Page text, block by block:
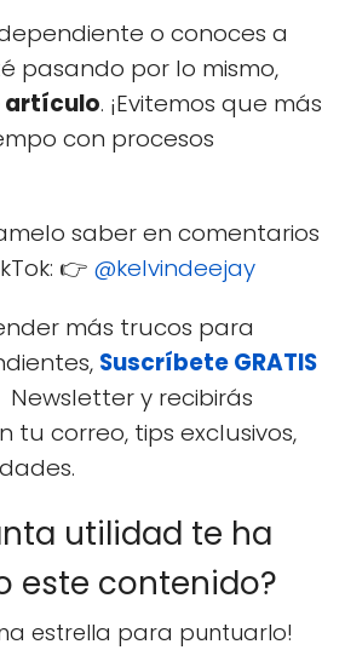
o conoces a
pasando por lo mismo,
artículo. ¡Evitemos que más
con procesos
saber en comentarios
👉 @kelvindeejay
más trucos para
Suscríbete GRATIS
y recibirás
tu correo, tips exclusivos,
utilidad te ha
este contenido?
estrella para puntuarlo!